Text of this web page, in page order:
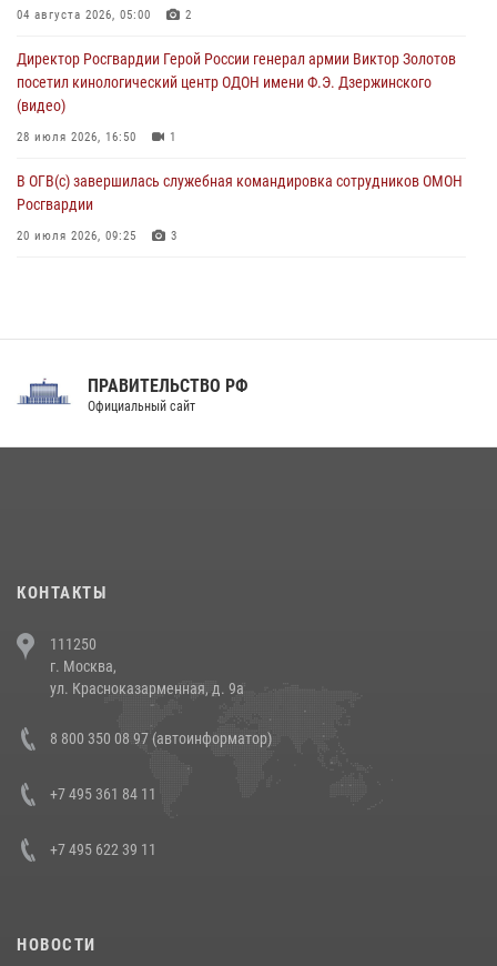
Охрану общественного порядка и безопасность на футбольном
06 августа 2026, 10:13 1
04 августа 2026, 05:00 2
Директор Росгвардии Герой России генерал армии Виктор Золотов
посетил кинологический центр ОДОН имени Ф.Э. Дзержинского
(видео)
28 июля 2026, 16:50 1
В ОГВ(с) завершилась служебная командировка сотрудников ОМОН
Росгвардии
20 июля 2026, 09:25 3
Праздник «Один день с Росгвардией» к 105-летию Центрального
напавших на бригаду скорой помощи (видео)
14 июля 2026, 12:20
В Росгвардии прошла военно-научная конференция по обобщению
боевого опыта
ПРАВИТЕЛЬСТВО РФ
Официальный сайт
КОНТАКТЫ
111250
г. Москва,
ул. Красноказарменная, д. 9а
8 800 350 08 97 (автоинформатор)
+7 495 361 84 11
+7 495 622 39 11
НОВОСТИ